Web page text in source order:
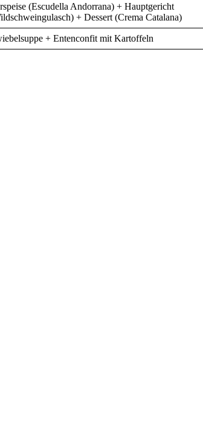
(Escudella Andorrana) + Hauptgericht
+ Dessert (Crema Catalana)
+ Entenconfit mit Kartoffeln